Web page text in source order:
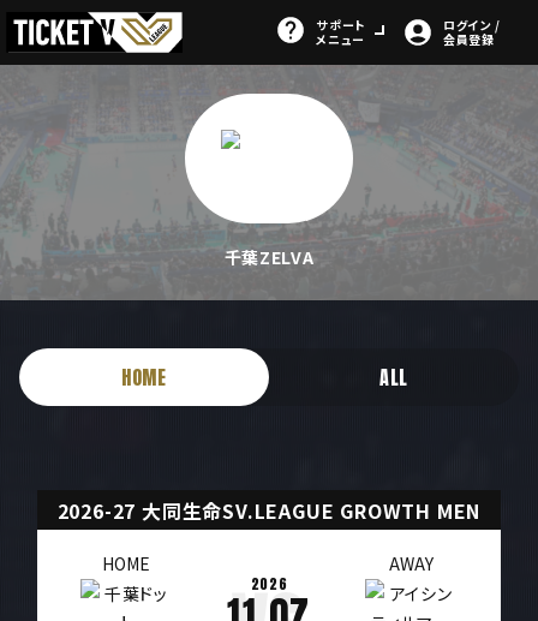
サポート
メニュー
ログイン /
会員登録
千葉ZELVA
HOME ALL
2026-27 大同生命SV.LEAGUE GROWTH MEN
HOME
2026
AWAY